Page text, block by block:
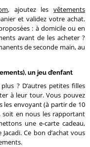
, ajoutez les vêtements
et validez votre achat.
: à domicile ou en
avant de les acheter ?
de seconde main, au
un jeu d’enfant
? D’autres petites filles
à leur tour. Vous pouvez
les envoyant (à partir de 10
soit en nous les rapportant
une e-carte cadeau,
Ce bon d’achat vous